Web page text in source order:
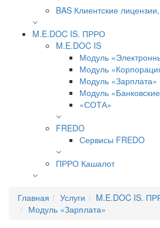
BAS Клиентские
M.E.DOC IS. ПРРО
M.E.DOC IS
Модуль
Модуль
Модуль «Зарплата»
Модуль
«СОТА»
FREDO
Сервисы FREDO
ПРРО Кашалот
Главная Услуги M.E.DOC IS.
Модуль «Зарплата»